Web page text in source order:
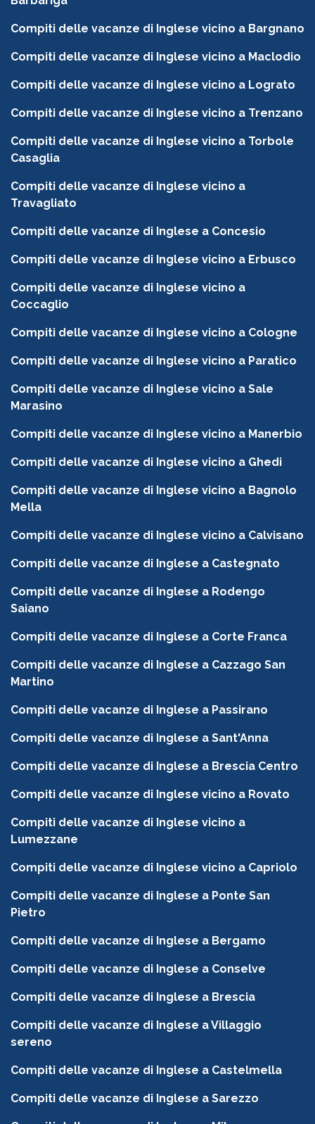
Compiti delle vacanze di Inglese vicino a Bargnano
Compiti delle vacanze di Inglese vicino a Maclodio
Compiti delle vacanze di Inglese vicino a Lograto
Compiti delle vacanze di Inglese vicino a Trenzano
Compiti delle vacanze di Inglese vicino a Torbole
Casaglia
Compiti delle vacanze di Inglese vicino a
Travagliato
Compiti delle vacanze di Inglese a Concesio
Compiti delle vacanze di Inglese vicino a Erbusco
Compiti delle vacanze di Inglese vicino a
Coccaglio
Compiti delle vacanze di Inglese vicino a Cologne
Compiti delle vacanze di Inglese vicino a Paratico
Compiti delle vacanze di Inglese vicino a Sale
Marasino
Compiti delle vacanze di Inglese vicino a Manerbio
Compiti delle vacanze di Inglese vicino a Ghedi
Compiti delle vacanze di Inglese vicino a Bagnolo
Mella
Compiti delle vacanze di Inglese vicino a Calvisano
Compiti delle vacanze di Inglese a Castegnato
Compiti delle vacanze di Inglese a Rodengo
Saiano
Compiti delle vacanze di Inglese a Corte Franca
Compiti delle vacanze di Inglese a Cazzago San
Martino
Compiti delle vacanze di Inglese a Passirano
Compiti delle vacanze di Inglese a Sant'Anna
Compiti delle vacanze di Inglese a Brescia Centro
Compiti delle vacanze di Inglese vicino a Rovato
Compiti delle vacanze di Inglese vicino a
Lumezzane
Compiti delle vacanze di Inglese vicino a Capriolo
Compiti delle vacanze di Inglese a Ponte San
Pietro
Compiti delle vacanze di Inglese a Bergamo
Compiti delle vacanze di Inglese a Conselve
Compiti delle vacanze di Inglese a Brescia
Compiti delle vacanze di Inglese a Villaggio
sereno
Compiti delle vacanze di Inglese a Castelmella
Compiti delle vacanze di Inglese a Sarezzo